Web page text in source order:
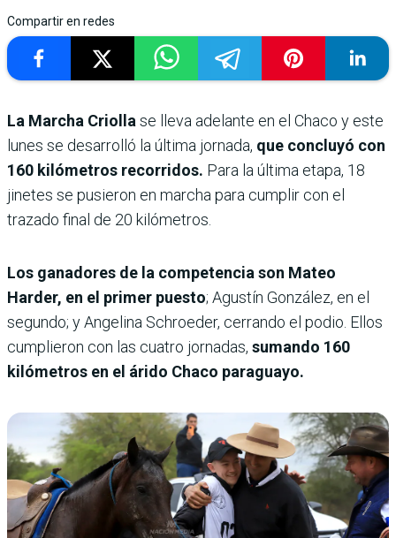
Compartir en redes
La Marcha Criolla se lleva adelante en el Chaco y este
lunes se desarrolló la última jornada, que concluyó con
160 kilómetros recorridos. Para la última etapa, 18
jinetes se pusieron en marcha para cumplir con el
trazado final de 20 kilómetros.
Los ganadores de la competencia son Mateo
Harder, en el primer puesto; Agustín González, en el
segundo; y Angelina Schroeder, cerrando el podio. Ellos
cumplieron con las cuatro jornadas, sumando 160
kilómetros en el árido Chaco paraguayo.